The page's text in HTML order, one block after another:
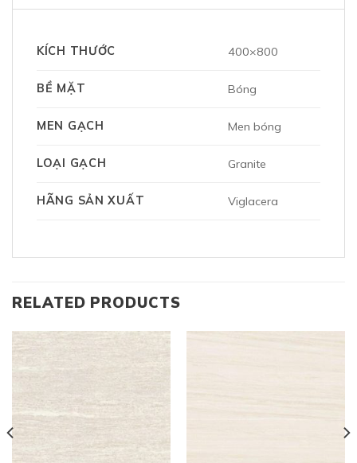
KÍCH THƯỚC 400×800
BỀ MẶT Bóng
MEN GẠCH Men bóng
LOẠI GẠCH Granite
HÃNG SẢN XUẤT Viglacera
RELATED PRODUCTS